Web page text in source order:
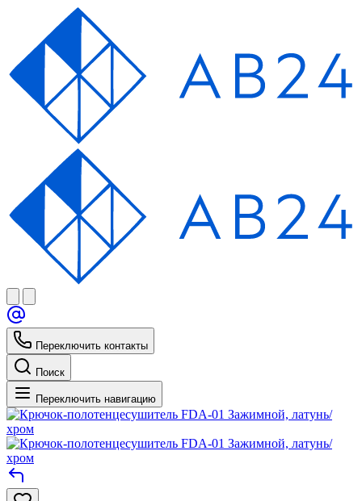
Переключить контакты
Поиск
Переключить навигацию